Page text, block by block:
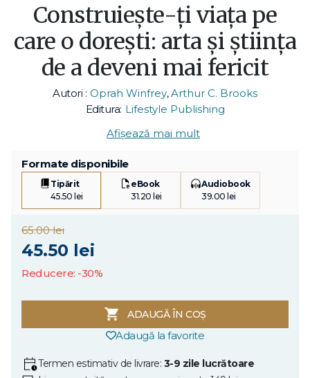
Construiește-ți viața pe
care o dorești: arta și știința
de a deveni mai fericit
Autori : Oprah Winfrey,Arthur C. Brooks
Editura: Lifestyle Publishing
Afișează mai mult
Formate disponibile
Tipărit
45.50 lei
eBook
31.20 lei
Audiobook
39.00 lei
65.00 lei
45.50 lei
Reducere: -30%
ADAUGĂ ÎN COȘ
Adaugă la favorite
Termen estimativ de livrare: 3-9 zile lucrătoare